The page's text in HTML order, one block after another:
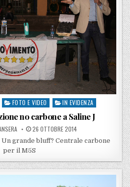
FOTO E VIDEO IN EVIDENZA
no carbone a Saline J
POSTED ON
26 OTTOBRE 2014
grande bluff? Centrale carbone
per il M5S